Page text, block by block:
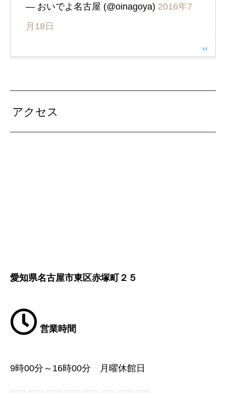
— おいでよ名古屋 (@oinagoya) 2016年7
月18日
アクセス
愛知県名古屋市東区赤塚町２５
営業時間
9時00分～16時00分 月曜休館日